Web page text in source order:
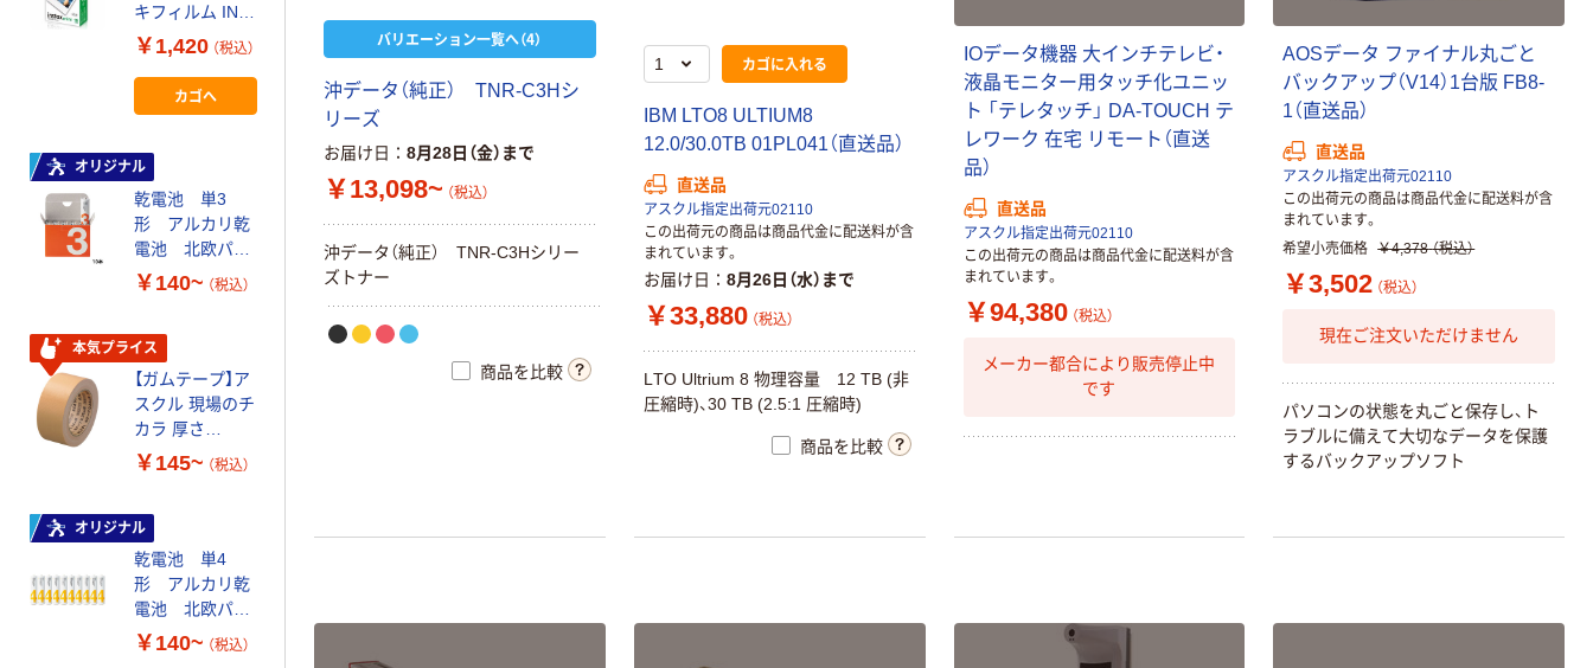
バリエーション一覧へ（4）
沖データ （純正） TN R-C3H シ
リ ーズ
お届け日 8月28日（金）まで
￥13,098~ （税込）
沖データ （純正） TNR-C3Hシ リ ー
ズ トナー
商品を比較
カゴに入れる
BM LTO8 U LTI UM8
12.0/30.0TB 01P L041 （直送品）
直送品
アスクル指定出荷元02110
この出荷元の商品は商品代金に配送料が含
まれています。
お届け日 8月26日（水）まで
￥33,880 （税込）
LTO Ultrium 8 物理容量 12 TB (非
圧縮時)、30 TB (2.5:1 圧縮時)
商品を比較
Oデータ機器 大イ ンチテ レ ビ・
液晶モニター用 タ ッチ化ユニ ッ
ト 「 テ レタ ッチ 」 DA-TOUCH テ
レワーク 在宅 リ モー ト （直送
品）
直送品
アスクル指定出荷元02110
この出荷元の商品は商品代金に配送料が含
まれています。
￥94,380 （税込）
メーカー都合により販売停止中
です
AOSデータ フ ァイナル丸ごと
バック ア ッ プ（V14） 1台版 FB8-
1 （直送品）
直送品
アスクル指定出荷元02110
この出荷元の商品は商品代金に配送料が含
まれています。
希望小売価格 ￥4,378 （税込）
￥3,502 （税込）
現在ご注文いただけません
パソ コ ンの状態を丸ごと保存し、 ト
ラブルに備え て大切なデータを保護
するバックアップソ フ ト
キフィルム INS
MINI JP1 1パッ
ク（10枚入り）
￥1,420 （税込）
カゴへ
オリジナル
乾電池 単3
形 アルカリ乾
電池 北欧パッ
ケージ アスク
￥140~ （税込）
本気プライス
【ガムテープ】ア
スクル 現場のチ
カラ 厚さ
0.22mm 布テー
￥145~ （税込）
オリジナル
乾電池 単4
形 アルカリ乾
電池 北欧パッ
ケージ アスク
￥140~ （税込）
のチカラ」 養生
テープ
￥358~ （税込）
富士フイルム
INS MINI 13
￥12,100~
（税込）
アスクル はたら
く ふせん 付箋
共同企画 トイ
レクリーナー
トイレシート
￥330~ （税込）
トファイル エコ
ノミータイプ
A4タテ(コクヨ
製造）
￥115~ （税込）
富士フイルム チ
ェキ専用フィル
ム INSTAX MINI
WW2
￥1,580~
（税込）
芯あり FSC認
ク（10枚入り）
￥1,420 （税込）
カゴへ
乾電池 単3
形 アルカリ乾
電池 北欧パッ
ケージ アスク
ルオリジナル
￥140~ （税込）
本気プライス
【ガムテープ】ア
カラ 厚さ
0.22mm 布テー
￥145~